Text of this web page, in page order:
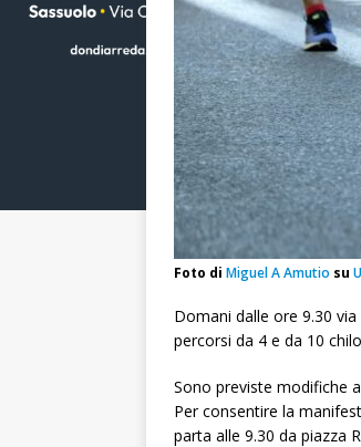
Foto di Miguel A Amutio su
Domani dalle ore 9.30
percorsi da 4 e da 10
Sono previste modifiche
Per consentire la
parta alle 9.30 da piazza